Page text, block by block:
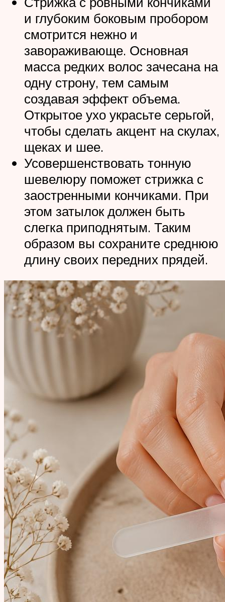
и глубоким боковым пробором
смотрится нежно и
завораживающе. Основная
масса редких волос зачесана на
одну строну, тем самым
создавая эффект объема.
Открытое ухо украсьте серьгой,
чтобы сделать акцент на скулах,
щеках и шее.
Усовершенствовать тонную
шевелюру поможет стрижка с
заостренными кончиками. При
этом затылок должен быть
слегка приподнятым. Таким
образом вы сохраните среднюю
длину своих передних прядей.